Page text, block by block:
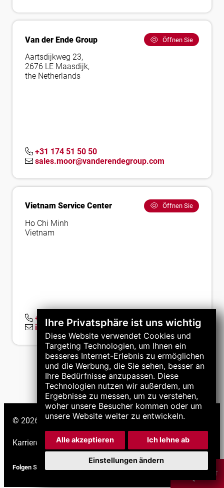
Ihre Privatsphäre ist uns wichtig
Diese Website verwendet Cookies und
Targeting Technologien, um Ihnen ein
besseres Internet-Erlebnis zu ermöglichen
und die Werbung, die Sie sehen, besser an
Ihre Bedürfnisse anzupassen. Diese
Technologien nutzen wir außerdem, um
Ergebnisse zu messen, um zu verstehen,
woher unsere Besucher kommen oder um
unsere Website weiter zu entwickeln.
Alle akzeptieren Ich lehne ab
Einstellungen ändern
Van der Ende Group Öffnen Sie
Aartsdijkweg 23,
2676 LE Maasdijk,
the Netherlands
+31 174 51 50 50
sales.moor@vanderendegroup.com
Vietnam Service Center Öffnen Sie
Ho Chi Minh
Vietnam
+60 7 388 5414
info.ma@lns-asia.com
© 2026 LNS-Gruppe. Alle Rechte vorbehalten.
Karriere Support|
Folgen Sie uns
CHAT